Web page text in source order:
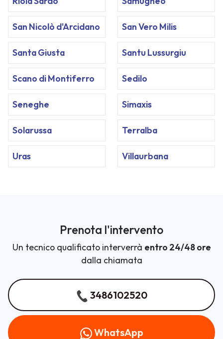
San Nicolò d'Arcidano San Vero Milis
Santa Giusta Santu Lussurgiu
Scano di Montiferro Sedilo
Seneghe Simaxis
Solarussa Terralba
Uras Villaurbana
Prenota l'intervento
Un tecnico qualificato interverrà entro 24/48 ore
dalla chiamata
3486102520
WhatsApp